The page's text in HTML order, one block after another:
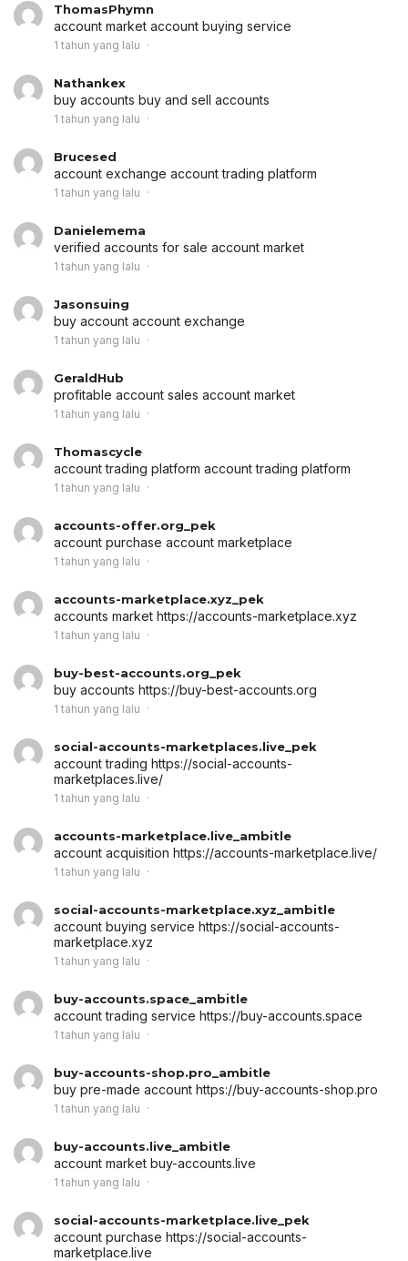
ThomasPhymn
account market account buying service
1 tahun yang lalu
Nathankex
buy accounts buy and sell accounts
1 tahun yang lalu
Brucesed
account exchange account trading platform
1 tahun yang lalu
Danielemema
verified accounts for sale account market
1 tahun yang lalu
Jasonsuing
buy account account exchange
1 tahun yang lalu
GeraldHub
profitable account sales account market
1 tahun yang lalu
Thomascycle
account trading platform account trading platform
1 tahun yang lalu
accounts-offer.org_pek
account purchase account marketplace
1 tahun yang lalu
accounts-marketplace.xyz_pek
accounts market https://accounts-marketplace.xyz
1 tahun yang lalu
buy-best-accounts.org_pek
buy accounts https://buy-best-accounts.org
1 tahun yang lalu
social-accounts-marketplaces.live_pek
account trading https://social-accounts-
marketplaces.live/
1 tahun yang lalu
accounts-marketplace.live_ambitle
account acquisition https://accounts-marketplace.live/
1 tahun yang lalu
social-accounts-marketplace.xyz_ambitle
account buying service https://social-accounts-
marketplace.xyz
1 tahun yang lalu
buy-accounts.space_ambitle
account trading service https://buy-accounts.space
1 tahun yang lalu
buy-accounts-shop.pro_ambitle
buy pre-made account https://buy-accounts-shop.pro
1 tahun yang lalu
buy-accounts.live_ambitle
account market buy-accounts.live
1 tahun yang lalu
social-accounts-marketplace.live_pek
account purchase https://social-accounts-
marketplace.live